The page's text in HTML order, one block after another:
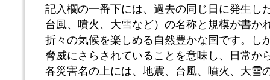
記入欄の一番下には、過去の同じ日に発生し
台風、噴火、大雪など）の名称と規模が書か
折々の気候を楽しめる自然豊かな国です。し
脅威にさらされていることを意味し、日常か
各災害名の上には、地震、台風、噴火、大雪